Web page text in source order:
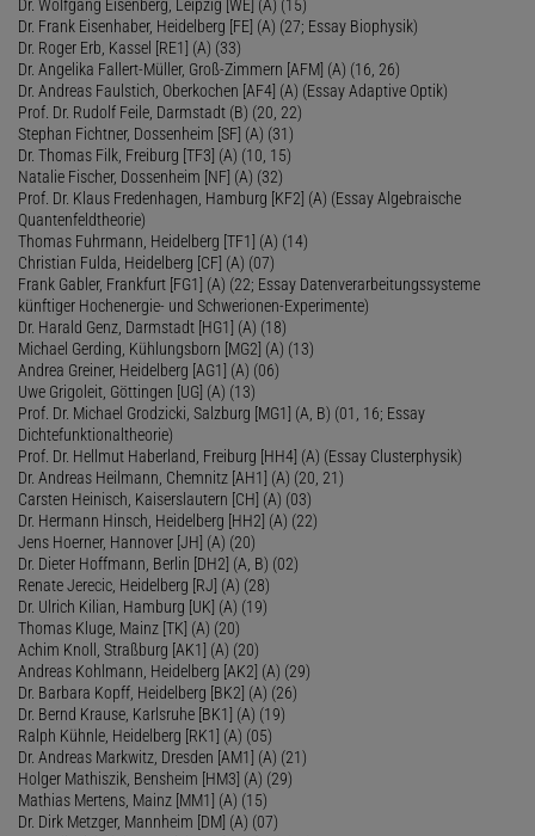
Dr. Wolfgang Eisenberg, Leipzig [WE] (A) (15)
Dr. Frank Eisenhaber, Heidelberg [FE] (A) (27; Essay Biophysik)
Dr. Roger Erb, Kassel [RE1] (A) (33)
Dr. Angelika Fallert-Müller, Groß-Zimmern [AFM] (A) (16, 26)
Dr. Andreas Faulstich, Oberkochen [AF4] (A) (Essay Adaptive Optik)
Prof. Dr. Rudolf Feile, Darmstadt (B) (20, 22)
Stephan Fichtner, Dossenheim [SF] (A) (31)
Dr. Thomas Filk, Freiburg [TF3] (A) (10, 15)
Natalie Fischer, Dossenheim [NF] (A) (32)
Prof. Dr. Klaus Fredenhagen, Hamburg [KF2] (A) (Essay Algebraische
Quantenfeldtheorie)
Thomas Fuhrmann, Heidelberg [TF1] (A) (14)
Christian Fulda, Heidelberg [CF] (A) (07)
Frank Gabler, Frankfurt [FG1] (A) (22; Essay Datenverarbeitungssysteme
künftiger Hochenergie- und Schwerionen-Experimente)
Dr. Harald Genz, Darmstadt [HG1] (A) (18)
Michael Gerding, Kühlungsborn [MG2] (A) (13)
Andrea Greiner, Heidelberg [AG1] (A) (06)
Uwe Grigoleit, Göttingen [UG] (A) (13)
Prof. Dr. Michael Grodzicki, Salzburg [MG1] (A, B) (01, 16; Essay
Dichtefunktionaltheorie)
Prof. Dr. Hellmut Haberland, Freiburg [HH4] (A) (Essay Clusterphysik)
Dr. Andreas Heilmann, Chemnitz [AH1] (A) (20, 21)
Carsten Heinisch, Kaiserslautern [CH] (A) (03)
Dr. Hermann Hinsch, Heidelberg [HH2] (A) (22)
Jens Hoerner, Hannover [JH] (A) (20)
Dr. Dieter Hoffmann, Berlin [DH2] (A, B) (02)
Renate Jerecic, Heidelberg [RJ] (A) (28)
Dr. Ulrich Kilian, Hamburg [UK] (A) (19)
Thomas Kluge, Mainz [TK] (A) (20)
Achim Knoll, Straßburg [AK1] (A) (20)
Andreas Kohlmann, Heidelberg [AK2] (A) (29)
Dr. Barbara Kopff, Heidelberg [BK2] (A) (26)
Dr. Bernd Krause, Karlsruhe [BK1] (A) (19)
Ralph Kühnle, Heidelberg [RK1] (A) (05)
Dr. Andreas Markwitz, Dresden [AM1] (A) (21)
Holger Mathiszik, Bensheim [HM3] (A) (29)
Mathias Mertens, Mainz [MM1] (A) (15)
Dr. Dirk Metzger, Mannheim [DM] (A) (07)